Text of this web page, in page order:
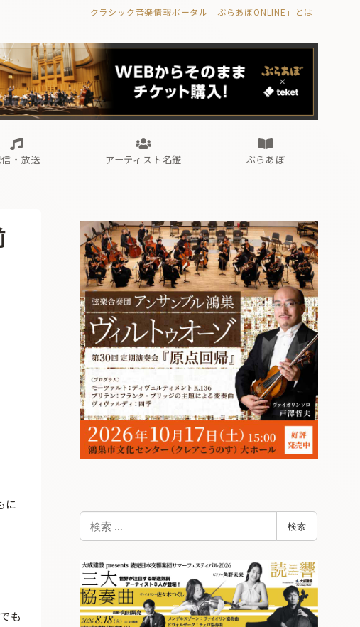
クラシック音楽情報ポータル「ぶらあぼONLINE」とは
ぶらあぼブラス！
フォルテピアノ・オデッセイ
・放送 アーティスト名鑑 ぶらあぼ
Aからの眺望 ぶらあぼブラス！
フォルテピアノ・オデッセイ
に
も
検
索
検索